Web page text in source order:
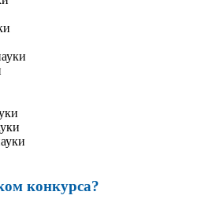
конкурса?